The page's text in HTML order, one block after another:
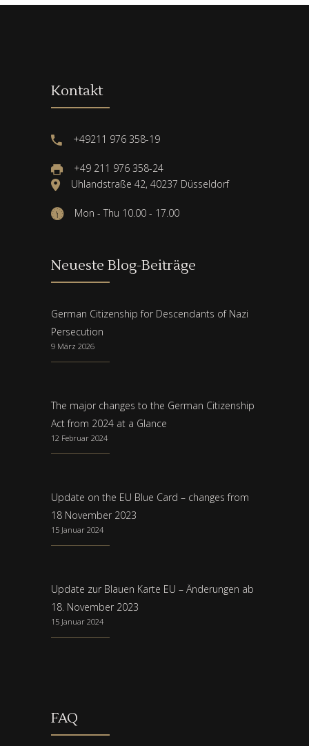
Kontakt
+49211 976 358-19
+49 211 976 358-24
Uhlandstraße 42, 40237 Düsseldorf
Mon - Thu 10.00 - 17.00
Neueste Blog-Beiträge
German Citizenship for Descendants of Nazi
Persecution
9 März 2026
The major changes to the German Citizenship
Act from 2024 at a Glance
12 Februar 2024
Update on the EU Blue Card – changes from
18 November 2023
15 Januar 2024
Update zur Blauen Karte EU – Änderungen ab
18. November 2023
15 Januar 2024
FAQ